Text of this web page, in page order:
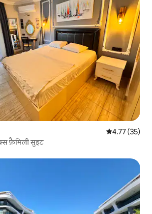
औसत रेटिंग 5 में
4.77 (35)
अलान्या पोलाट डीलक्स फ़ैमिली सुइट